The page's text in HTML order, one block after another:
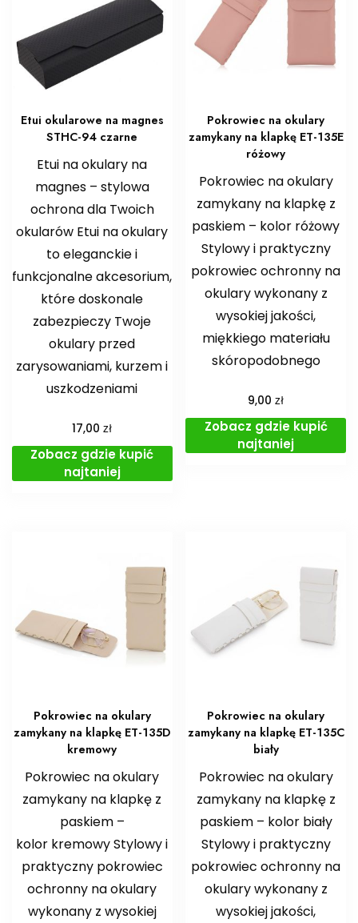
Etui okularowe na magnes
STHC-94 czarne
Etui na okulary na
magnes – stylowa
ochrona dla Twoich
okularów Etui na okulary
to eleganckie i
funkcjonalne akcesorium,
które doskonale
zabezpieczy Twoje
okulary przed
zarysowaniami, kurzem i
uszkodzeniami
17,00zł
Zobacz gdzie kupić
najtaniej
Pokrowiec na okulary
zamykany na klapkę ET-135E
różowy
Pokrowiec na okulary
zamykany na klapkę z
paskiem – kolor różowy
Stylowy i praktyczny
pokrowiec ochronny na
okulary wykonany z
wysokiej jakości,
miękkiego materiału
skóropodobnego
9,00zł
Zobacz gdzie kupić
najtaniej
Pokrowiec na okulary
zamykany na klapkę ET-135D
kremowy
Pokrowiec na okulary
zamykany na klapkę z
paskiem –
kolor kremowy Stylowy i
praktyczny pokrowiec
ochronny na okulary
wykonany z wysokiej
Pokrowiec na okulary
zamykany na klapkę ET-135C
biały
Pokrowiec na okulary
zamykany na klapkę z
paskiem – kolor biały
Stylowy i praktyczny
pokrowiec ochronny na
okulary wykonany z
wysokiej jakości,